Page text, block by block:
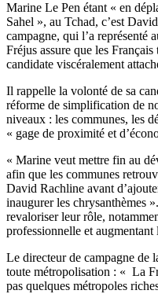
Marine Le Pen étant « en
Sahel », au Tchad, c’est
campagne, qui l’a représenté
Fréjus assure que les
candidate viscéralement
Il rappelle la volonté de sa
réforme de simplification de
niveaux : les communes, les
« gage de proximité et
« Marine veut mettre fin au
afin que les communes
David Rachline avant
inaugurer les chrysanthèmes
revaloriser leur rôle,
professionnelle et augmentant
Le directeur de campagne de
toute métropolisation : « La
pas quelques métropoles